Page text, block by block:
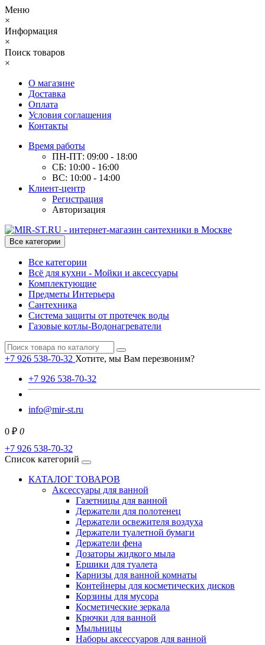
Меню
×
Информация
×
Поиск товаров
×
О магазине
Доставка
Оплата
Условия соглашения
Контакты
Время работы
ПН-ПТ: 09:00 - 18:00
СБ: 10:00 - 16:00
ВС: 10:00 - 14:00
Клиент-центр
Регистрация
Авторизация
Все категории
Все категории
Всё для кухни - Мойки и аксессуары
Комплектующие
Предметы Интерьера
Сантехника
Система защиты от протечек воды
Газовые котлы-Водонагреватели
+7 926 538-70-32 Хотите, мы Вам перезвоним?
+7 926 538-70-32
info@mir-st.ru
0 ₽ 0
+7 926 538-70-32
Список категорий
КАТАЛОГ ТОВАРОВ
Аксессуары для ванной
Газетницы для ванной
Держатели для полотенец
Держатели освежителя воздуха
Держатели туалетной бумаги
Держатели фена
Дозаторы жидкого мыла
Ершики для туалета
Карнизы для ванной комнаты
Контейнеры для косметических дисков
Корзины для мусора
Косметические зеркала
Крючки для ванной
Мыльницы
Наборы аксессуаров для ванной